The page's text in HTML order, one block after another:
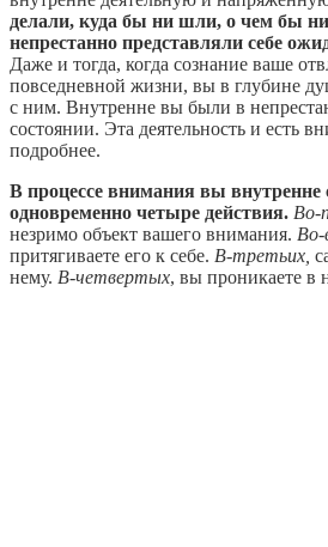
делали, куда бы ни шли, о чем бы
непрестанно представляли себе
Даже и тогда, когда сознание ваше
повседневной жизни, вы в глубине
с ним. Внутренне вы были в
состоянии. Эта деятельность и есть
подробнее.
В процессе внимания вы внутренне
одновременно четыре действия. Во-
незримо объект вашего внимания. Во-
притягиваете его к себе. В-третьих,
нему. В-четвертых, вы проникаете в